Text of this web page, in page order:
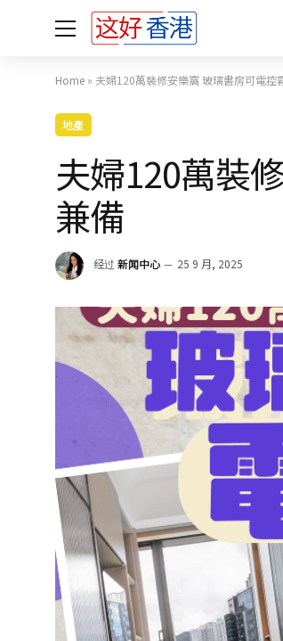
Home » 夫婦120萬裝修安樂窩 玻璃書房可電控
地產
夫婦120萬裝
兼備
经过 新闻中心 25 9 月, 2025